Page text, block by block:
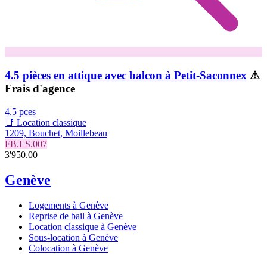
4.5 pièces en attique avec balcon à Petit-Saconnex ⚠
Frais d'agence
4.5 pces
📑 Location classique
1209, Bouchet, Moillebeau
FB.LS.007
3'950.00
Genève
Logements à Genève
Reprise de bail à Genève
Location classique à Genève
Sous-location à Genève
Colocation à Genève